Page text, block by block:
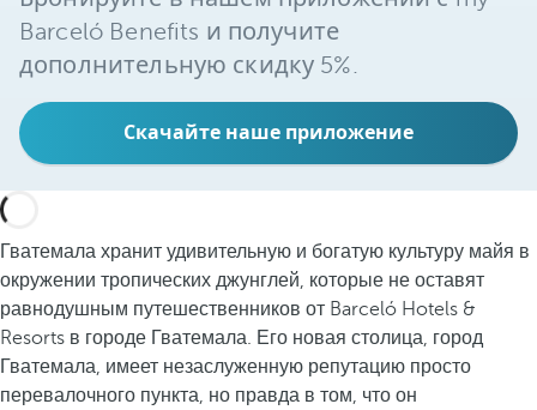
Barceló Benefits и получите
дополнительную скидку 5%.
Скачайте наше приложение
Гватемала хранит удивительную и богатую культуру майя в
окружении тропических джунглей, которые не оставят
равнодушным путешественников от Barceló Hotels &
Resorts в городе Гватемала. Его новая столица, город
Гватемала, имеет незаслуженную репутацию просто
перевалочного пункта, но правда в том, что он